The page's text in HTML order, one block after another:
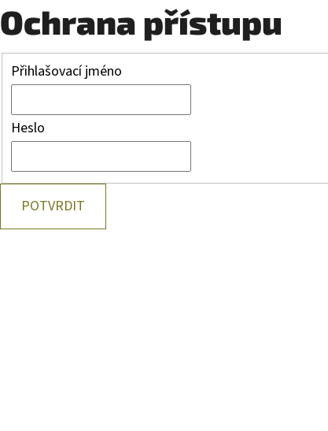
Ochrana přístupu
Přihlašovací jméno
Heslo
POTVRDIT